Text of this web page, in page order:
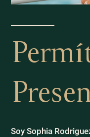
Soy Sophia